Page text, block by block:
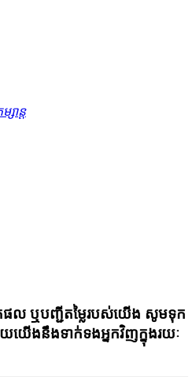
ាន្ត
ល ឬបញ្ជីតម្លៃរបស់យើង សូមទុក
ើងនឹងទាក់ទងអ្នកវិញក្នុងរយៈ